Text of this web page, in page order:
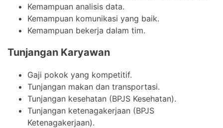
Kemampuan analisis data.
Kemampuan komunikasi yang baik.
Kemampuan bekerja dalam tim.
Tunjangan Karyawan
Gaji pokok yang kompetitif.
Tunjangan makan dan transportasi.
Tunjangan kesehatan (BPJS Kesehatan).
Tunjangan ketenagakerjaan (BPJS
Ketenagakerjaan).